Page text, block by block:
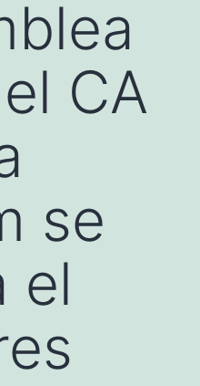
CA
se
el